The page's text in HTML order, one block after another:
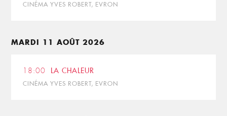
CINÉMA YVES ROBERT, EVRON
MARDI 11 AOÛT 2026
18:00 LA CHALEUR
CINÉMA YVES ROBERT, EVRON